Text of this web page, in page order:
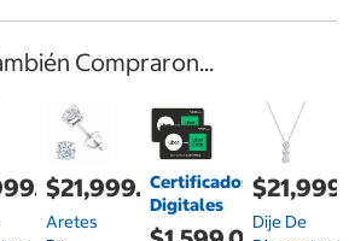
Compraron...
$21,999.00
Aretes
Certificados
Digitales
Dije De